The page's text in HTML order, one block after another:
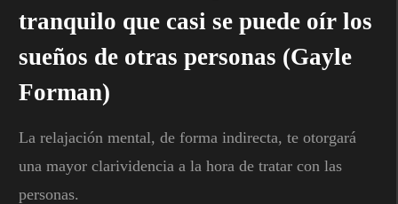
tranquilo que casi se puede oír los
sueños de otras personas (Gayle
Forman)
La relajación mental, de forma indirecta, te otorgará
una mayor clarividencia a la hora de tratar con las
personas.